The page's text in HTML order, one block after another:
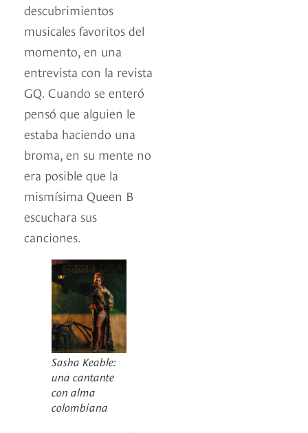
descubrimientos
musicales favoritos del
momento, en una
entrevista con la revista
GQ. Cuando se enteró
pensó que alguien le
estaba haciendo una
broma, en su mente no
era posible que la
mismísima Queen B
escuchara sus
canciones.
Sasha Keable:
una cantante
con alma
colombiana